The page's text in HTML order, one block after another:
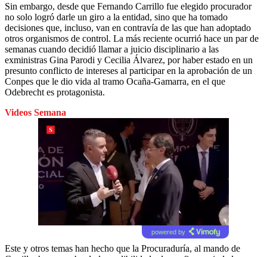
Sin embargo, desde que Fernando Carrillo fue elegido procurador
no solo logró darle un giro a la entidad, sino que ha tomado
decisiones que, incluso, van en contravía de las que han adoptado
otros organismos de control. La más reciente ocurrió hace un par de
semanas cuando decidió llamar a juicio disciplinario a las
exministras Gina Parodi y Cecilia Álvarez, por haber estado en un
presunto conflicto de intereses al participar en la aprobación de un
Conpes que le dio vida al tramo Ocaña-Gamarra, en el que
Odebrecht es protagonista.
Videos Semana
powered by
Este y otros temas han hecho que la Procuraduría, al mando de